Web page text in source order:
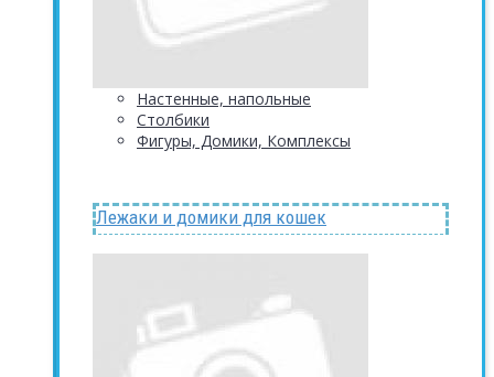
Настенные, напольные
Столбики
Фигуры, Домики, Комплексы
Лежаки и домики для кошек